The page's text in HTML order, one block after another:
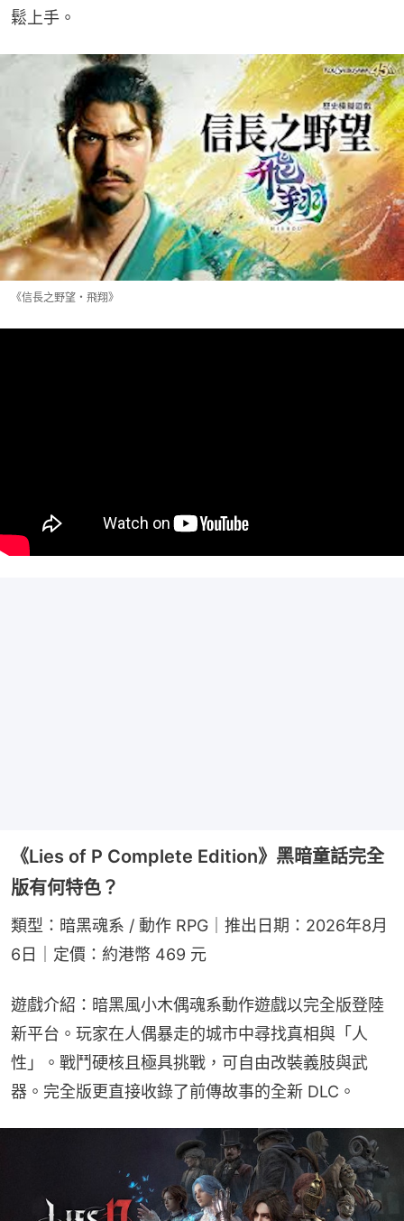
鬆上手。
《信長之野望・飛翔》
《Lies of P Complete Edition》黑暗童話完全
版有何特色？
類型：暗黑魂系 / 動作 RPG｜推出日期：2026年8月
6日｜定價：約港幣 469 元
遊戲介紹：暗黑風小木偶魂系動作遊戲以完全版登陸
新平台。玩家在人偶暴走的城市中尋找真相與「人
性」。戰鬥硬核且極具挑戰，可自由改裝義肢與武
器。完全版更直接收錄了前傳故事的全新 DLC。